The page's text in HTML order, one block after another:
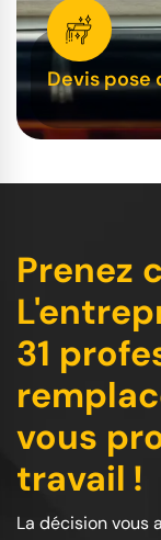
Devis pose
Prenez
31
vous
travail !
La décision vous